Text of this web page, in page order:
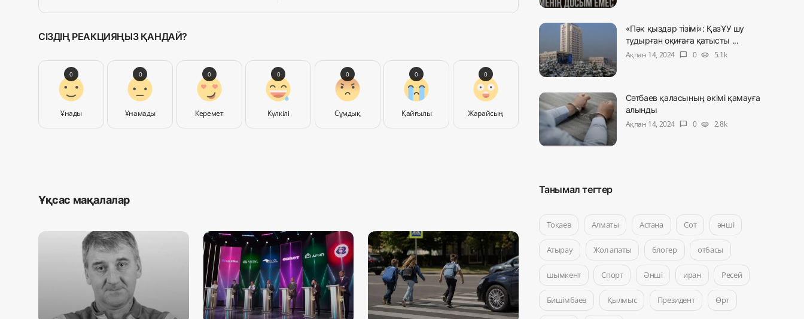
СІЗДІҢ РЕАКЦИЯҢЫЗ ҚАНДАЙ?
Ұнады
0
Ұнамады
0
Керемет
0
Күлкілі
0
Сұмдық
0
Қайғылы
0
Жарайсың
0
Ұқсас мақалалар
«Пәк қыздар тізімі»: ҚазҰУ шу
тудырған оқиғаға қатысты ...
Ақпан 14, 2024
chat_bubble 0 visibility 5.1k
Сәтбаев қаласының әкімі қамауға
алынды
Ақпан 14, 2024
chat_bubble 0 visibility 2.8k
Танымал тегтер
Тоқаев Алматы Астана Сот әнші
Атырау Жол апаты блогер отбасы
шымкент Спорт Әнші иран Ресей
Бишімбаев Қылмыс Президент Өрт